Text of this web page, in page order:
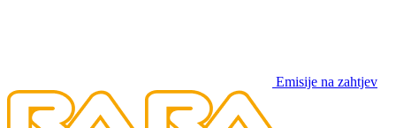
Emisije na zahtjev